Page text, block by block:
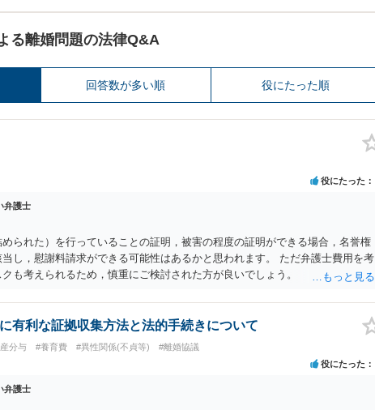
る離婚問題の法律Q&A
回答数が多い順 役にたった順
役にたった
弁護士
られた）を行っていることの証明，被害の程度の証明ができる場合，名誉権
し，慰謝料請求ができる可能性はあるかと思われます。 ただ弁護士費用を考
も考えられるため，慎重にご検討された方が良いでしょう。
有利な証拠収集方法と法的手続きについて
分与 #養育費 #異性関係(不貞等) #離婚協議
役にたった
弁護士